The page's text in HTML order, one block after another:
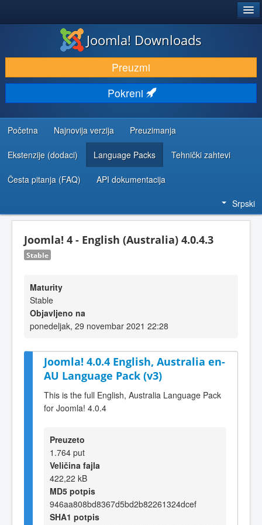
PREUZIMANJE I PROŠIRENJA (EKSTENZIJE)
OTKRIJTE I NAUČITE
ZAJEDNICA I PODRŠKA
RESURSI ZA RAZVOJ
Joomla! Downloads
Preuzmi
Pokreni
Početna Najnovija verzija Preuzimanja
Ekstenzije (dodaci) Language Packs Tehnički zahtevi
Česta pitanja (FAQ) API dokumentacija
Srpski
Joomla! 4 - English (Australia) 4.0.4.3
Stable
Maturity
Stable
Objavljeno na
ponedeljak, 29 novembar 2021 22:28
Joomla! 4.0.4 English, Australia en-
AU Language Pack (v3)
This is the full English, Australia Language Pack
for Joomla! 4.0.4
Preuzeto
1.764 put
Veličina fajla
422,22 kB
MD5 potpis
946aa808bd8367d5bd2b82261324dcef
SHA1 potpis